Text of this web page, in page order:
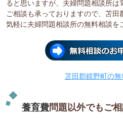
ると思いますが、夫婦問題相談所
ご相談も承っておりますので、苫
気軽に夫婦問題相談所の無料相談を
苫田郡鏡野町の
養育費問題以外でもご